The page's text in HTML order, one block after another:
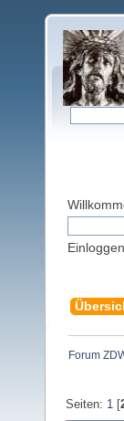
Forum
Seiten: 1[